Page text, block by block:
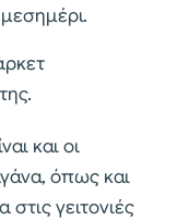
και οι
όπως και
γειτονιές